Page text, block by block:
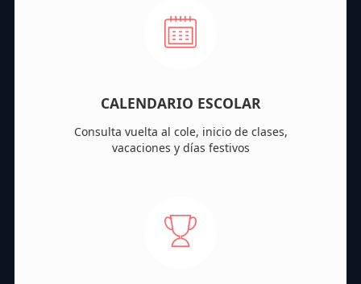
CALENDARIO ESCOLAR
Consulta vuelta al cole, inicio de clases,
vacaciones y días festivos